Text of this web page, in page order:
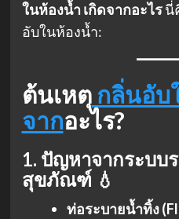
ในห้องน้ำ เกิดจากอะไรนี่
อับในห้องน้ำ:
ต้นเหตุกลิ่นอับ
จากอะไร?
1. ปัญหาจากระบบ
สุขภัณฑ์ 💧
ท่อระบายน้ำทิ้ง